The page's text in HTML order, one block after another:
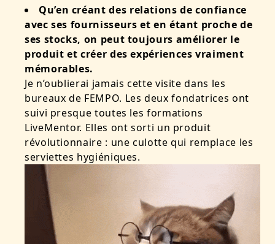
Qu’en créant des relations de confiance
avec ses fournisseurs et en étant proche de
ses stocks, on peut toujours améliorer le
produit et créer des expériences vraiment
mémorables.
Je n’oublierai jamais cette visite dans les
bureaux de FEMPO. Les deux fondatrices ont
suivi presque toutes les formations
LiveMentor. Elles ont sorti un produit
révolutionnaire : une culotte qui remplace les
serviettes hygiéniques.